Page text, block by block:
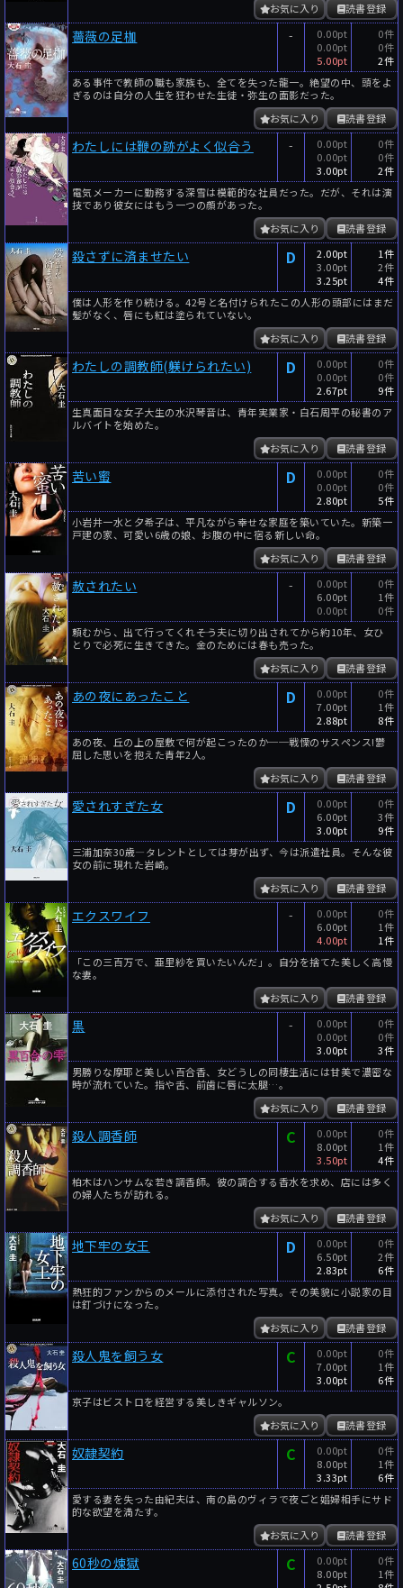
読書登録
お気に入り
薔薇の足枷 -
0.00pt
0.00pt
5.00pt
0件
0件
2件
ある事件で教師の職も家族も、全てを失った龍一。絶望の中、頭をよ
ぎるのは自分の人生を狂わせた生徒・弥生の面影だった。
読書登録
お気に入り
わたしには鞭の跡がよく似合う -
0.00pt
0.00pt
3.00pt
0件
0件
2件
電気メーカーに勤務する深雪は模範的な社員だった。だが、それは演
技であり彼女にはもう一つの顔があった。
読書登録
お気に入り
殺さずに済ませたい D
2.00pt
3.00pt
3.25pt
1件
2件
4件
僕は人形を作り続ける。42号と名付けられたこの人形の頭部にはまだ
髪がなく、唇にも紅は塗られていない。
読書登録
お気に入り
わたしの調教師(躾けられたい) D
0.00pt
0.00pt
2.67pt
0件
0件
9件
生真面目な女子大生の水沢琴音は、青年実業家・白石周平の秘書のア
ルバイトを始めた。
読書登録
お気に入り
苦い蜜 D
0.00pt
0.00pt
2.80pt
0件
0件
5件
小岩井一水と夕希子は、平凡ながら幸せな家庭を築いていた。新築一
戸建の家、可愛い6歳の娘、お腹の中に宿る新しい命。
読書登録
お気に入り
赦されたい -
0.00pt
6.00pt
0.00pt
0件
1件
0件
頼むから、出て行ってくれ――そう夫に切り出されてから約10年、女ひ
とりで必死に生きてきた。金のためには春も売った。
読書登録
お気に入り
あの夜にあったこと D
0.00pt
7.00pt
2.88pt
0件
1件
8件
あの夜、丘の上の屋敷で何が起こったのか──戦慄のサスペンス!鬱
屈した思いを抱えた青年2人。
読書登録
お気に入り
愛されすぎた女 D
0.00pt
6.00pt
3.00pt
0件
3件
9件
三浦加奈30歳―タレントとしては芽が出ず、今は派遣社員。そんな彼
女の前に現れた岩崎。
読書登録
お気に入り
エクスワイフ -
0.00pt
6.00pt
4.00pt
0件
1件
1件
「この三百万で、亜里紗を買いたいんだ」。自分を捨てた美しく高慢
な妻。
読書登録
お気に入り
黒 -
0.00pt
0.00pt
3.00pt
0件
0件
3件
男勝りな摩耶と美しい百合香、女どうしの同棲生活には甘美で濃密な
時が流れていた。指や舌、前歯に唇に太腿…。
読書登録
お気に入り
殺人調香師 C
0.00pt
8.00pt
3.50pt
0件
1件
4件
柏木はハンサムな若き調香師。彼の調合する香水を求め、店には多く
の婦人たちが訪れる。
読書登録
お気に入り
地下牢の女王 D
0.00pt
6.50pt
2.83pt
0件
2件
6件
熱狂的ファンからのメールに添付された写真。その美貌に小説家の目
は釘づけになった。
読書登録
お気に入り
殺人鬼を飼う女 C
0.00pt
7.00pt
3.00pt
0件
1件
6件
京子はビストロを経営する美しきギャルソン。
読書登録
お気に入り
奴隷契約 C
0.00pt
8.00pt
3.33pt
0件
1件
6件
愛する妻を失った由紀夫は、南の島のヴィラで夜ごと娼婦相手にサド
的な欲望を満たす。
読書登録
お気に入り
60秒の煉獄 C
0.00pt
8.00pt
0件
1件